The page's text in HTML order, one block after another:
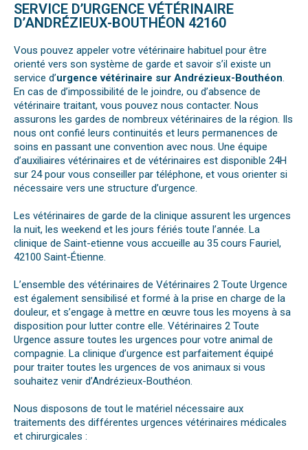
SERVICE D’URGENCE VÉTÉRINAIRE
D’ANDRÉZIEUX-BOUTHÉON 42160
Vous pouvez appeler votre vétérinaire habituel pour être
orienté vers son système de garde et savoir s’il existe un
service d’urgence vétérinaire sur Andrézieux-Bouthéon.
En cas de d’impossibilité de le joindre, ou d’absence de
vétérinaire traitant, vous pouvez nous contacter. Nous
assurons les gardes de nombreux vétérinaires de la région. Ils
nous ont confié leurs continuités et leurs permanences de
soins en passant une convention avec nous. Une équipe
d’auxiliaires vétérinaires et de vétérinaires est disponible 24H
sur 24 pour vous conseiller par téléphone, et vous orienter si
nécessaire vers une structure d’urgence.
Les vétérinaires de garde de la clinique assurent les urgences
la nuit, les weekend et les jours fériés toute l’année. La
clinique de Saint-etienne vous accueille au 35 cours Fauriel,
42100 Saint-Étienne.
L’ensemble des vétérinaires de Vétérinaires 2 Toute Urgence
est également sensibilisé et formé à la prise en charge de la
douleur, et s’engage à mettre en œuvre tous les moyens à sa
disposition pour lutter contre elle. Vétérinaires 2 Toute
Urgence assure toutes les urgences pour votre animal de
compagnie. La clinique d’urgence est parfaitement équipé
pour traiter toutes les urgences de vos animaux si vous
souhaitez venir d’Andrézieux-Bouthéon.
Nous disposons de tout le matériel nécessaire aux
traitements des différentes urgences vétérinaires médicales
et chirurgicales :